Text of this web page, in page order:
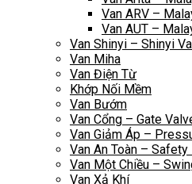
Van ARV –
Van AUT –
Van Shinyi – Shinyi
Van Miha
Van Điện Từ
Khớp Nối Mềm
Van Bướm
Van Cổng – Gate
Van Giảm Áp –
Van An Toàn –
Van Một Chiều –
Van Xả Khí